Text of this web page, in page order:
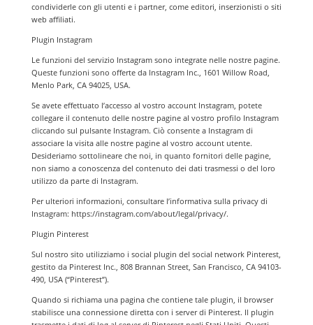
condividerle con gli utenti e i partner, come editori, inserzionisti o siti
web affiliati.
Plugin Instagram
Le funzioni del servizio Instagram sono integrate nelle nostre pagine.
Queste funzioni sono offerte da Instagram Inc., 1601 Willow Road,
Menlo Park, CA 94025, USA.
Se avete effettuato l’accesso al vostro account Instagram, potete
collegare il contenuto delle nostre pagine al vostro profilo Instagram
cliccando sul pulsante Instagram. Ciò consente a Instagram di
associare la visita alle nostre pagine al vostro account utente.
Desideriamo sottolineare che noi, in quanto fornitori delle pagine,
non siamo a conoscenza del contenuto dei dati trasmessi o del loro
utilizzo da parte di Instagram.
Per ulteriori informazioni, consultare l’informativa sulla privacy di
Instagram: https://instagram.com/about/legal/privacy/.
Plugin Pinterest
Sul nostro sito utilizziamo i social plugin del social network Pinterest,
gestito da Pinterest Inc., 808 Brannan Street, San Francisco, CA 94103-
490, USA (“Pinterest”).
Quando si richiama una pagina che contiene tale plugin, il browser
stabilisce una connessione diretta con i server di Pinterest. Il plugin